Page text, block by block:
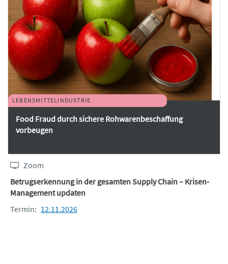
LEBENSMITTELINDUSTRIE
Food Fraud durch sichere Rohwarenbeschaffung
vorbeugen
Zoom
Betrugserkennung in der gesamten Supply Chain – Krisen-
Management updaten
Termin: 12.11.2026